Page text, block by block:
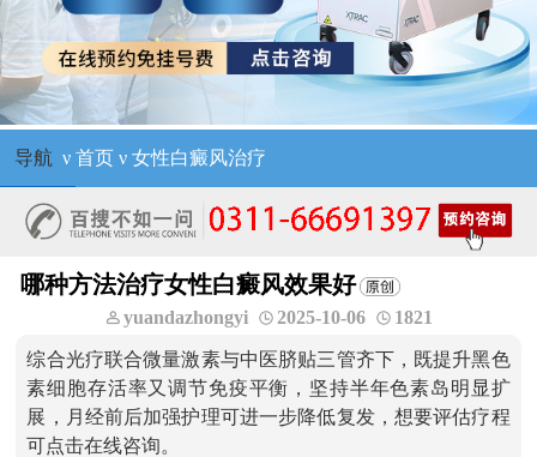
导航 ν 首页ν 女性白癜风治疗
哪种方法治疗女性白癜风效果好
yuandazhongyi 2025-10-06 1821
综合光疗联合微量激素与中医脐贴三管齐下，既提升黑色
素细胞存活率又调节免疫平衡，坚持半年色素岛明显扩
展，月经前后加强护理可进一步降低复发，想要评估疗程
可点击在线咨询。